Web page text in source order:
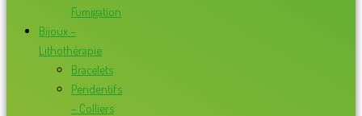
Fumigation
Bijoux –
Lithothérapie
Bracelets
Pendentifs
– Colliers